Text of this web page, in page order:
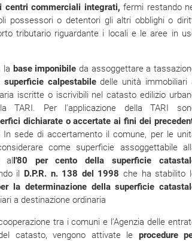
centri commerciali integrati, fermi restando
possessori o detentori gli altri obblighi o
tributario riguardante i locali e le aree in
la base imponibile da assoggettare a
superficie calpestabiledelle unità immobiliari
iscritte o iscrivibili nel catasto edilizio
TARI. Per l'applicazione della TARI
dichiarate o accertate ai fini dei
In sede di accertamento il comune, per le
come superficie assoggettabile
all'80 per cento della superficie
il D.P.R. n. 138 del 1998 che ha stabilito
la determinazione della superficie
a destinazione ordinaria
tra i comuni e l'Agenzia delle
catasto, vengono attivate le procedure